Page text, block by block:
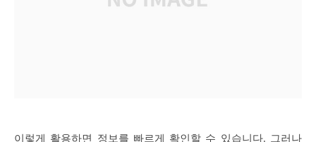
이렇게 활용하면 정보를 빠르게 확인할 수 있습니다. 그러나